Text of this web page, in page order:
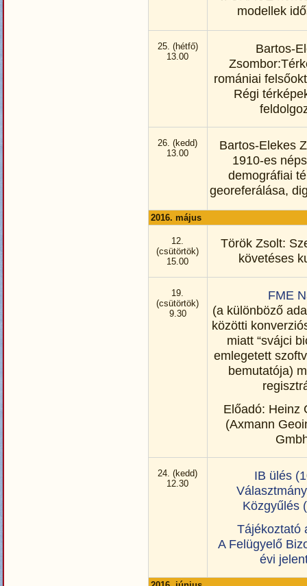
modellek
25. (hétfő)
13.00
Bartos-
romániai
Régi
26. (kedd)
13.00
Bartos-Elekes
1910-es
demográfiai
georeferálása,
2016. május
12.
(csütörtök)
15.00
Török Zsolt:
követéses
19.
(csütörtök)
9.30
FME
(a különböző
közötti
miatt “svájci
emlegetett
bemutatója)
Előadó: Heinz
(Axmann
24. (kedd)
12.30
IB ülés
Közgyűlés
Tájékoztató
A Felügyelő
évi